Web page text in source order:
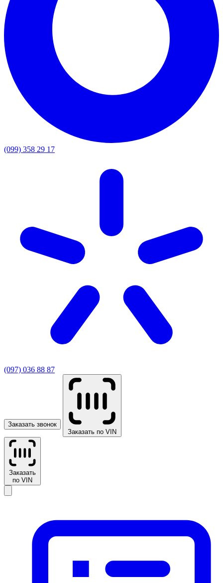
(099) 358 29 17
(097) 036 88 87
Заказать звонок
Заказать по VIN
Заказать
по VIN